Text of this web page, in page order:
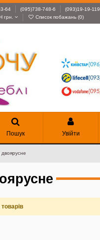
64 (095)738-748-6
(093)19-19-119
грн. Список побажань (0)
Пошук Увійти
двоярусне